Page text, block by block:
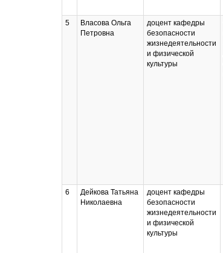
5
Власова Ольга
Петровна
доцент кафедры
безопасности
жизнедеятельности
и физической
культуры
6
Дейкова Татьяна
Николаевна
доцент кафедры
безопасности
жизнедеятельности
и физической
культуры